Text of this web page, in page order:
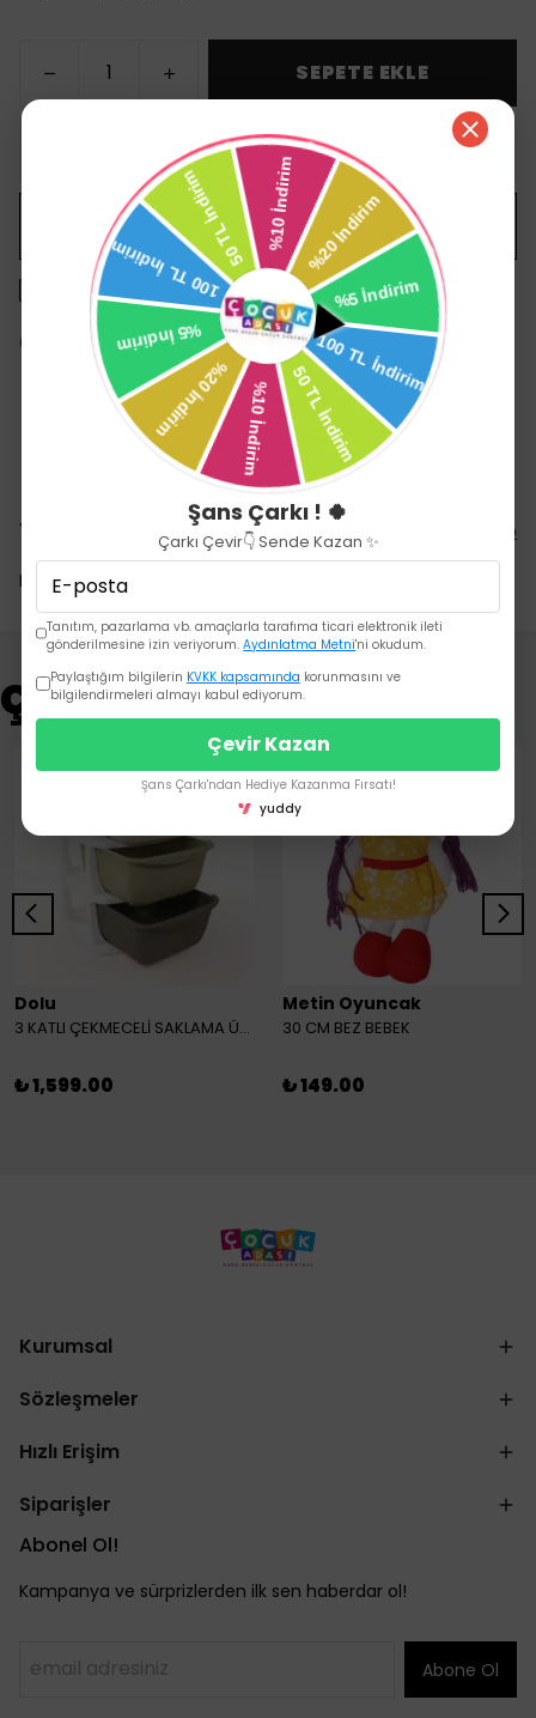
SEPETE EKLE
HEMEN AL
WHATSAPP
1500 TL üzeri ücretsiz kargo
14 gün içinde iade değişim
Yorumlar Yorum Yap
Bu ürün için henüz yorum yapılmamış.
Çok Satanlar
Dolu
3 KATLI ÇEKMECELİ SAKLAMA ÜNİTESİ
₺ 1,599.00
Metin Oyuncak
30 CM BEZ BEBEK
₺ 149.00
Kurumsal
Sözleşmeler
Hızlı Erişim
Siparişler
Abonel Ol!
Kampanya ve sürprizlerden ilk sen haberdar ol!
Abone Ol
Şans Çarkı ! 🍀
Çarkı Çevir👇 Sende Kazan ✨
Tanıtım, pazarlama vb. amaçlarla tarafıma ticari elektronik ileti
gönderilmesine izin veriyorum.Aydınlatma Metni'ni okudum.
Paylaştığım bilgilerin KVKK kapsamında korunmasını ve
bilgilendirmeleri almayı kabul ediyorum.
Çevir Kazan
Şans Çarkı'ndan Hediye Kazanma Fırsatı!
yuddy